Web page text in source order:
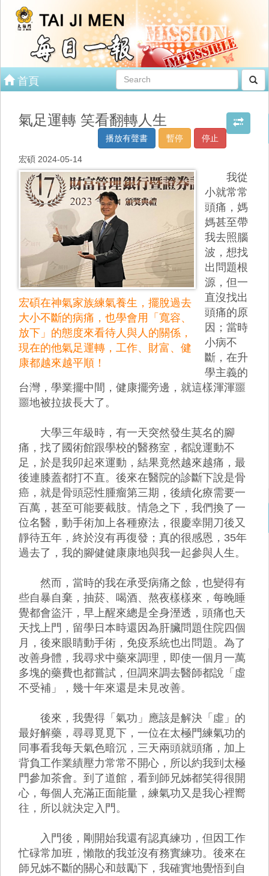
首頁
氣足運轉 笑看翻轉人生
停止
暫停
播放有聲書
宏碩 2024-05-14
宏碩在神氣家族練氣養生，擺脫過去
大小不斷的病痛，也學會用「寬容、
放下」的態度來看待人與人的關係，
現在的他氣足運轉，工作、財富、健
康都越來越平順！
我從
小就常常
頭痛，媽
媽甚至帶
我去照腦
波，想找
出問題根
源，但一
直沒找出
頭痛的原
因；當時
小病不
斷，在升
學主義的
台灣，學業擺中間，健康擺旁邊，就這樣渾渾噩
噩地被拉拔長大了。
大學三年級時，有一天突然發生莫名的腳
痛，找了國術館跟學校的醫務室，都說運動不
足，於是我卯起來運動，結果竟然越來越痛，最
後連膝蓋都打不直。後來在醫院的診斷下說是骨
癌，就是骨頭惡性腫瘤第三期，後續化療需要一
百萬，甚至可能要截肢。情急之下，我們換了一
位名醫，動手術加上各種療法，很慶幸開刀後又
靜待五年，終於沒有再復發；真的很感恩，35年
過去了，我的腳健健康康地與我一起參與人生。
然而，當時的我在承受病痛之餘，也變得有
些自暴自棄，抽菸、喝酒、熬夜樣樣來，每晚睡
覺都會盜汗，早上醒來總是全身溼透，頭痛也天
天找上門，留學日本時還因為肝臟問題住院四個
月，後來眼睛動手術，免疫系統也出問題。為了
改善身體，我尋求中藥來調理，即使一個月一萬
多塊的藥費也都嘗試，但調來調去醫師都說「虛
不受補」，幾十年來還是未見改善。
後來，我覺得「氣功」應該是解決「虛」的
最好解藥，尋尋覓覓下，一位在太極門練氣功的
同事看我每天氣色暗沉，三天兩頭就頭痛，加上
背負工作業績壓力常常不開心，所以約我到太極
門參加茶會。到了道館，看到師兄姊都笑得很開
心，每個人充滿正面能量，練氣功又是我心裡嚮
往，所以就決定入門。
入門後，剛開始我還有認真練功，但因工作
忙碌常加班，懶散的我並沒有務實練功。後來在
師兄姊不斷的關心和鼓勵下，我確實地覺悟到自